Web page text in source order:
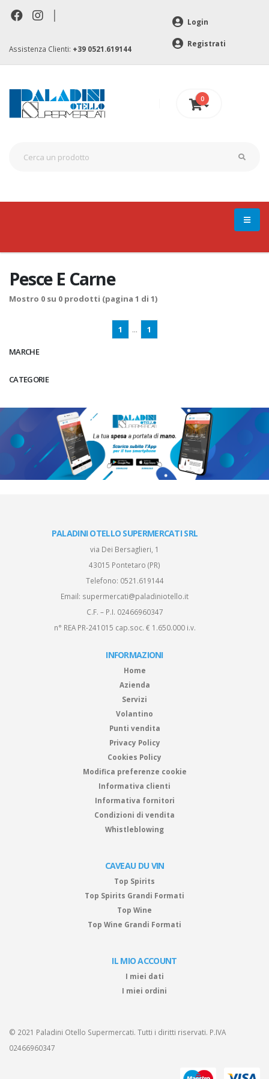
|
Assistenza Clienti: +39 0521.619144
Login
Registrati
0
MARCHE
CATEGORIE
Pesce E Carne
Mostro 0 su 0 prodotti (pagina 1 di 1)
1 ... 1
PALADINI OTELLO SUPERMERCATI SRL
via Dei Bersaglieri, 1
43015 Pontetaro (PR)
Telefono: 0521.619144
Email: supermercati@paladiniotello.it
C.F. – P.I. 02466960347
n° REA PR-241015 cap.soc. € 1.650.000 i.v.
INFORMAZIONI
Home
Azienda
Servizi
Volantino
Punti vendita
Privacy Policy
Cookies Policy
Modifica preferenze cookie
Informativa clienti
Informativa fornitori
Condizioni di vendita
Whistleblowing
CAVEAU DU VIN
Top Spirits
Top Spirits Grandi Formati
Top Wine
Top Wine Grandi Formati
IL MIO ACCOUNT
I miei dati
I miei ordini
© 2021 Paladini Otello Supermercati. Tutti i diritti riservati. P.IVA
02466960347